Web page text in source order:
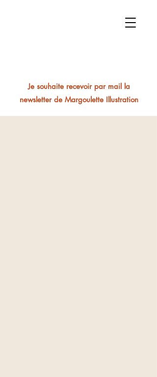
Je souhaite recevoir par mail la
newsletter de Margoulette Illustration